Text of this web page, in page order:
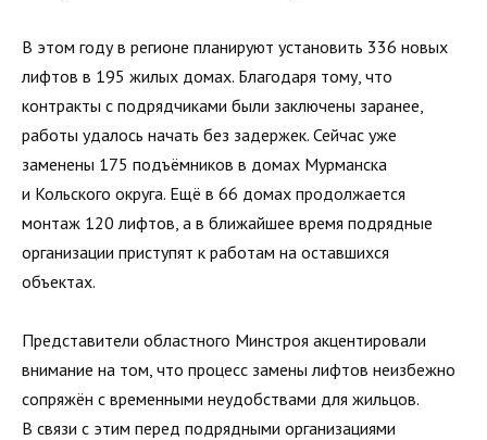
В этом году в регионе планируют установить 336 новых
лифтов в 195 жилых домах. Благодаря тому, что
контракты с подрядчиками были заключены заранее,
работы удалось начать без задержек. Сейчас уже
заменены 175 подъёмников в домах Мурманска
и Кольского округа. Ещё в 66 домах продолжается
монтаж 120 лифтов, а в ближайшее время подрядные
организации приступят к работам на оставшихся
объектах.
Представители областного Минстроя акцентировали
внимание на том, что процесс замены лифтов неизбежно
сопряжён с временными неудобствами для жильцов.
В связи с этим перед подрядными организациями